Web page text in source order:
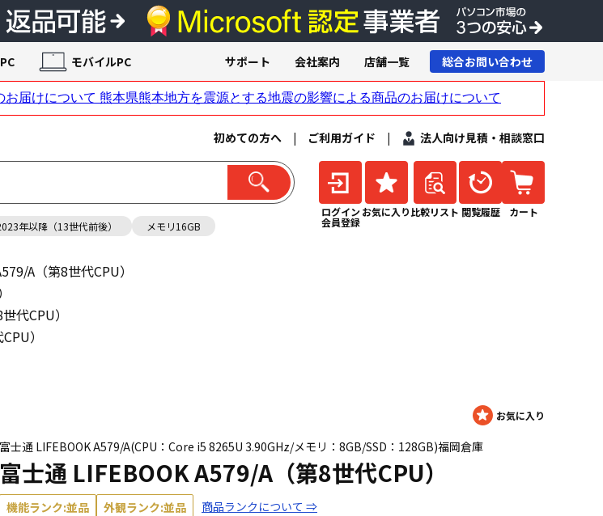
初めての方へ | ご利用ガイド | 法人向け見積・相談窓口
年以降（13世代前後） メモリ16GB
ログイン
会員登録
お気に入り 比較リスト 閲覧履歴 カート
モバイルPC サポート 会社案内 店舗一覧 総合お問い合わせ
A（第8世代CPU）
代CPU）
）
富士通 LIFEBOOK A579/A(CPU：Core i5 8265U 3.90GHz/メモリ：8GB/SSD：128GB)福岡倉庫
富士通 LIFEBOOK A579/A（第8世代CPU）
機能ランク:並品 外観ランク:並品 商品ランクについて ⇒